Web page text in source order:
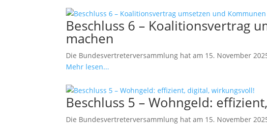
Beschluss 6 – Koalitionsvertrag
machen
Die Bundesvertreterversammlung hat am 15. November
Mehr lesen...
Beschluss 5 – Wohngeld:
Die Bundesvertreterversammlung hat am 15. November